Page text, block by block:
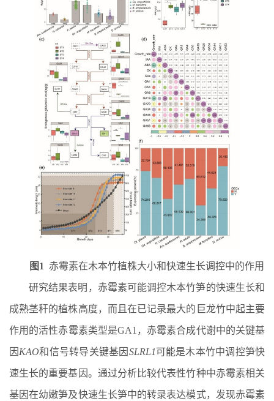
图1 赤霉素在木本竹植株大小和快速生长调控中的作用
研究结果表明，赤霉素可能调控木本竹笋的快速生长和
成熟茎秆的植株高度，而且在已记录最大的巨龙竹中起主要
作用的活性赤霉素类型是GA1 ，赤霉素合成代谢中的关键基
因 KAO和信号转导关键基因 SLRL1可能是木本竹中调控笋快
速生长的重要基因。通过分析比较代表性竹种中赤霉素相关
基因在幼嫩笋及快速生长笋中的转录表达模式，发现赤霉素